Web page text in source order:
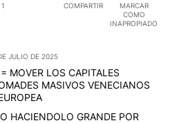
1 COMPARTIR
MARCAR
COMO
INAPROPIADO
JULIO DE 2025
MOVER LOS CAPITALES
MASIVOS VENECIANOS
HACIENDOLO GRANDE POR